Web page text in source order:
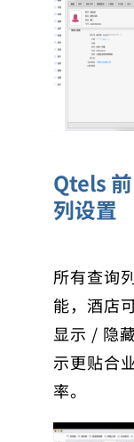
Qtels
列设置
所有查询
能，酒店
显示 / 隐
示更贴合
率。